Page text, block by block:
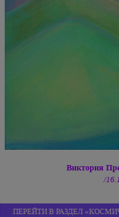
Виктория
/
ПЕРЕЙТИ В РАЗДЕЛ